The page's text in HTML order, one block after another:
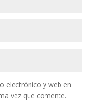
electrónico y web en
vez que comente.